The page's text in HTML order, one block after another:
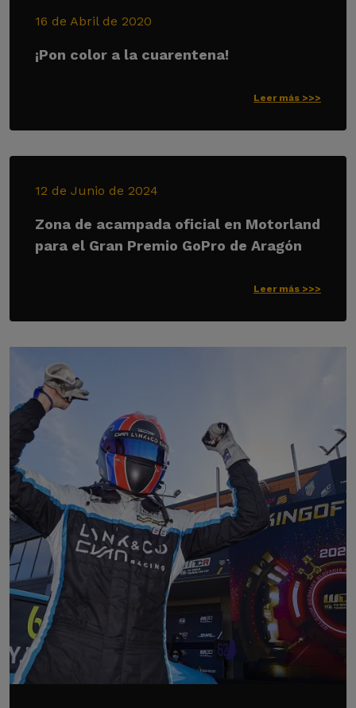
16 de Abril de 2020
¡Pon color a la cuarentena!
Leer más >>>
12 de Junio de 2024
Zona de acampada oficial en Motorland
para el Gran Premio GoPro de Aragón
Leer más >>>